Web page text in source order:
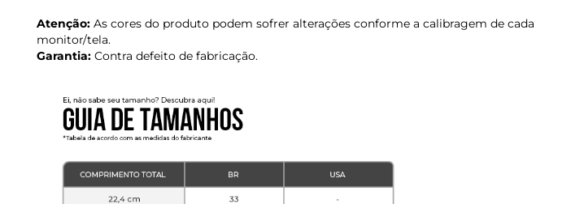
Atenção: As cores do produto podem sofrer alterações conforme a calibragem de cada
monitor/tela.
Garantia: Contra defeito de fabricação.